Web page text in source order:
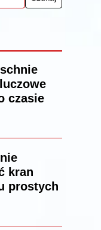
czasie
kran
prostych